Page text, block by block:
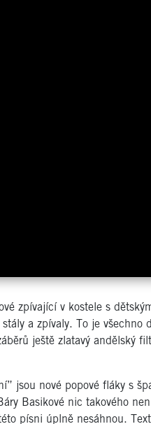
zpívající v kostele s
a zpívaly. To je všechno
ještě zlatavý andělský
jsou nové popové fláky s
Basikové nic takového
písni úplně nesáhnou.